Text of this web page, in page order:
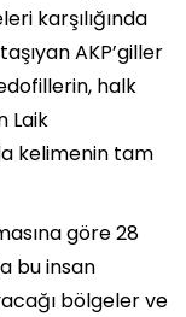
karşılığında
AKP’giller
halk
Laik
kelimenin tam
göre 28
bu insan
bölgeler ve